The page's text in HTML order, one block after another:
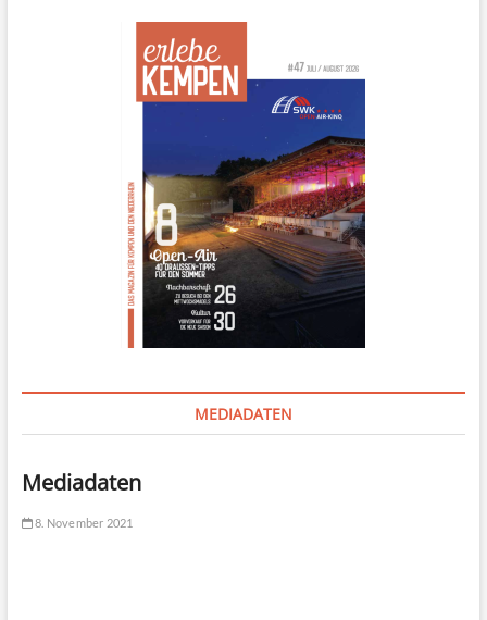
MEDIADATEN
Mediadaten
8. November 2021